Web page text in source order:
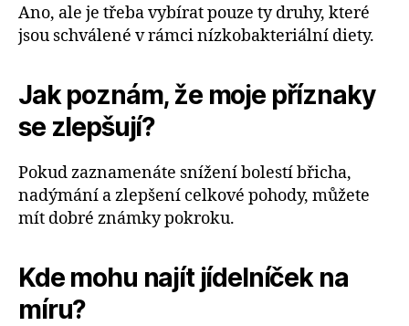
Ano, ale je třeba vybírat pouze ty druhy, které
jsou schválené v rámci nízkobakteriální diety.
Jak poznám, že moje příznaky
se zlepšují?
Pokud zaznamenáte snížení bolestí břicha,
nadýmání a zlepšení celkové pohody, můžete
mít dobré známky pokroku.
Kde mohu najít jídelníček na
míru?